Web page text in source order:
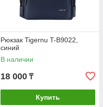
Рюкзак Tigernu T-B9022,
синий
В наличии
18 000 ₸
Купить